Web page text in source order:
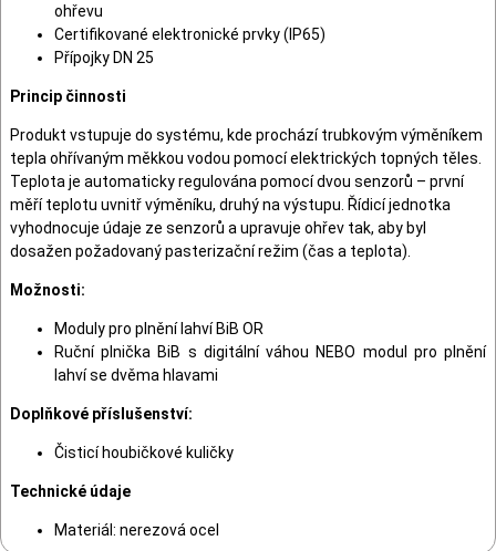
ohřevu
Certifikované elektronické prvky (IP65)
Přípojky DN 25
Princip činnosti
Produkt vstupuje do systému, kde prochází trubkovým výměníkem
tepla ohřívaným měkkou vodou pomocí elektrických topných těles.
Teplota je automaticky regulována pomocí dvou senzorů – první
měří teplotu uvnitř výměníku, druhý na výstupu. Řídicí jednotka
vyhodnocuje údaje ze senzorů a upravuje ohřev tak, aby byl
dosažen požadovaný pasterizační režim (čas a teplota).
Možnosti:
Moduly pro plnění lahví BiB OR
Ruční plnička BiB s digitální váhou NEBO modul pro plnění
lahví se dvěma hlavami
Doplňkové příslušenství:
Čisticí houbičkové kuličky
Technické údaje
Materiál: nerezová ocel